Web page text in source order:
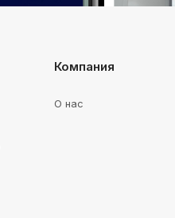
Компания
О нас